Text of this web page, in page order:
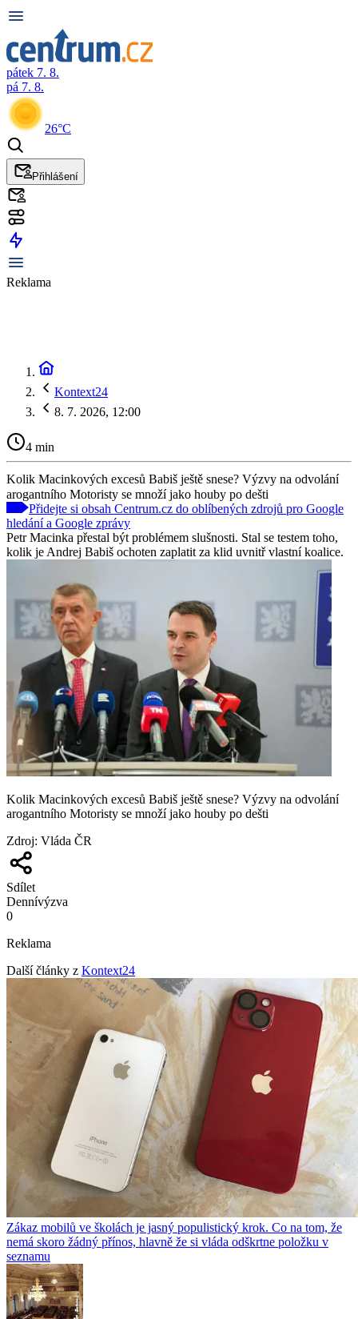
pátek 7. 8.
pá 7. 8.
26°C
Přihlášení
Reklama
Kontext24
8. 7. 2026, 12:00
4 min
Kolik Macinkových excesů Babiš ještě snese? Výzvy na odvolání
arogantního Motoristy se množí jako houby po dešti
Přidejte si obsah Centrum.cz do oblíbených zdrojů pro Google
hledání a Google zprávy
Petr Macinka přestal být problémem slušnosti. Stal se testem toho,
kolik je Andrej Babiš ochoten zaplatit za klid uvnitř vlastní koalice.
Kolik Macinkových excesů Babiš ještě snese? Výzvy na odvolání
arogantního Motoristy se množí jako houby po dešti
Zdroj: Vláda ČR
Sdílet
Dennívýzva
0
Reklama
Další články z Kontext24
Zákaz mobilů ve školách je jasný populistický krok. Co na tom, že
nemá skoro žádný přínos, hlavně že si vláda odškrtne položku v
seznamu